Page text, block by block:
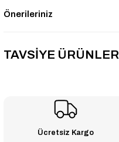
Önerileriniz
TAVSİYE ÜRÜNLER
Ücretsiz Kargo